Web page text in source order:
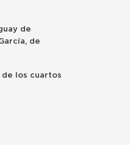
de
de
los cuartos